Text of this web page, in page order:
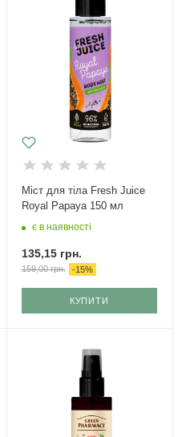
Міст для тіла Fresh Juice
Royal Papaya 150 мл
є в наявності
135,15грн.
159,00грн. -15%
КУПИТИ